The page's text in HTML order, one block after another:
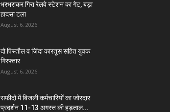
भरभराकर गिरा रेलवे स्टेशन का गेट, बड़ा
हादसा टला
August 6, 2026
दो पिस्तौल व जिंदा कारतूस सहित युवक
गिरफ्तार
August 6, 2026
सफीदों में बिजली कर्मचारियों का जोरदार
प्रदर्शन 11-13 अगस्त की हड़ताल...